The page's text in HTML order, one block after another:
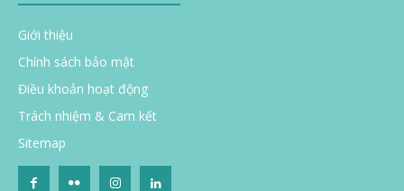
Giới thiệu
Chính sách bảo mật
Điều khoản hoạt động
Trách nhiệm & Cam kết
Sitemap